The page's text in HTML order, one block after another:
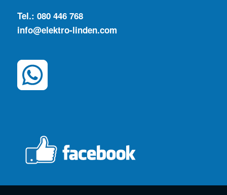
Tel.: 080 446 768
info@elektro-linden.com